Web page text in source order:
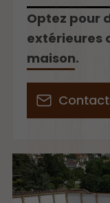
Optez pour
extérieures
maison.